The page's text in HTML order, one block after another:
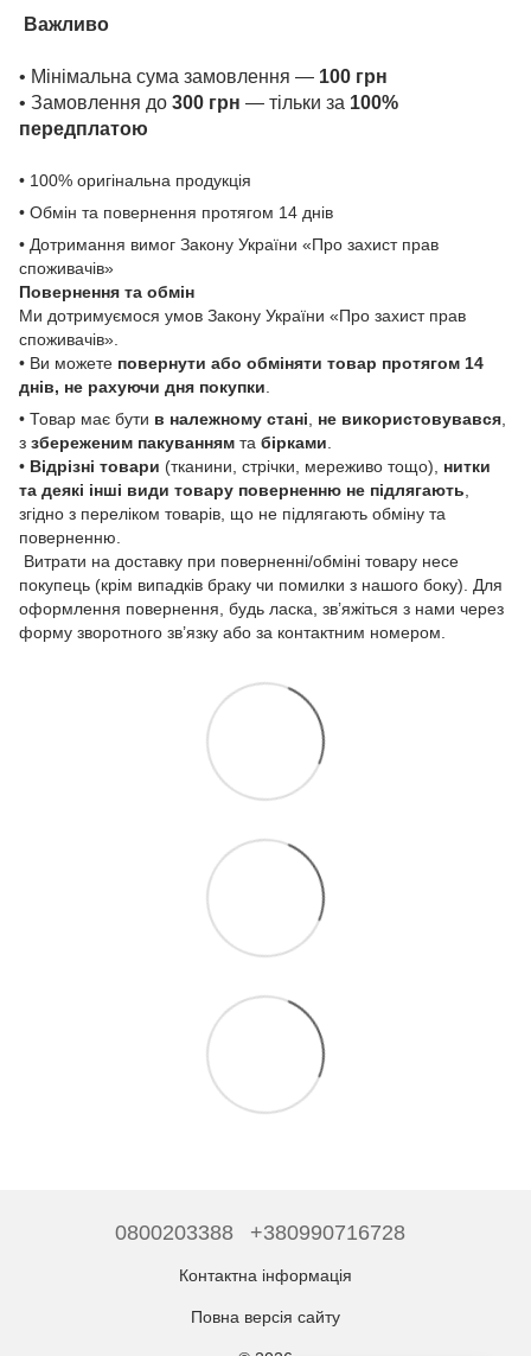
Важливо
• Мінімальна сума замовлення — 100 грн
• Замовлення до 300 грн — тільки за 100%
передплатою
• 100% оригінальна продукція
• Обмін та повернення протягом 14 днів
• Дотримання вимог Закону України «Про захист прав
споживачів»
Повернення та обмін
Ми дотримуємося умов Закону України «Про захист прав
споживачів».
• Ви можете повернути або обміняти товар протягом 14
днів, не рахуючи дня покупки
• Товар має бути в належному стані не використовувався
з збереженим пакуванням та бірками
• Відрізні товари (тканини, стрічки, мереживо тощо), нитки
та деякі інші види товару поверненню не підлягають
згідно з переліком товарів, що не підлягають обміну та
поверненню.
Витрати на доставку при поверненні/обміні товару несе
покупець (крім випадків браку чи помилки з нашого боку). Для
оформлення повернення, будь ласка, зв’яжіться з нами через
форму зворотного зв’язку або за контактним номером.
0800203388 +380990716728
Контактна інформація
Повна версія сайту